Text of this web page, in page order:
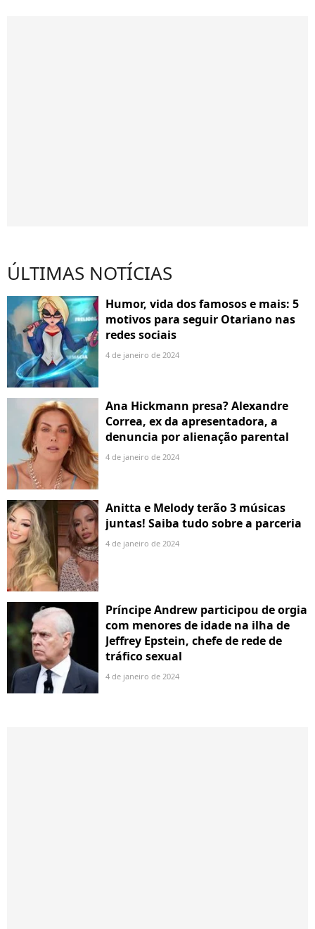
ÚLTIMAS NOTÍCIAS
Humor, vida dos famosos e mais: 5
motivos para seguir Otariano nas
redes sociais
4 de janeiro de 2024
Ana Hickmann presa? Alexandre
Correa, ex da apresentadora, a
denuncia por alienação parental
4 de janeiro de 2024
Anitta e Melody terão 3 músicas
juntas! Saiba tudo sobre a parceria
4 de janeiro de 2024
Príncipe Andrew participou de orgia
com menores de idade na ilha de
Jeffrey Epstein, chefe de rede de
tráfico sexual
4 de janeiro de 2024